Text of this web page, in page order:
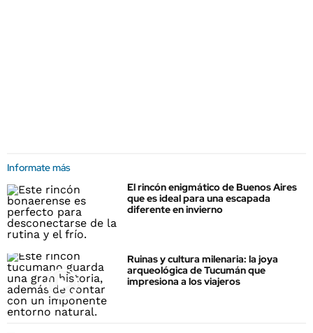
Informate más
El rincón enigmático de Buenos Aires
que es ideal para una escapada
diferente en invierno
Ruinas y cultura milenaria: la joya
arqueológica de Tucumán que
impresiona a los viajeros